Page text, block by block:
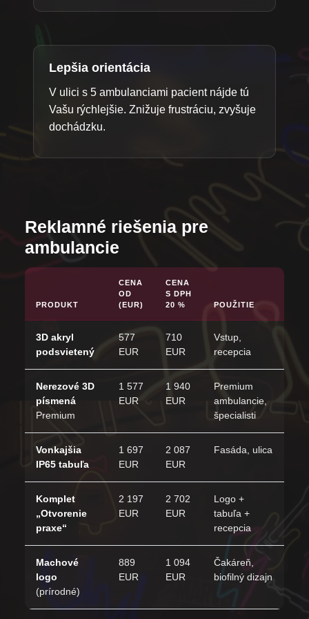
Lepšia orientácia
V ulici s 5 ambulanciami pacient nájde tú
Vašu rýchlejšie. Znižuje frustráciu, zvyšuje
dochádzku.
Reklamné riešenia pre
ambulancie
PRODUKT
CENA
OD
(EUR)
CENA
S DPH
20 %
POUŽITIE
3D akryl
podsvietený
577
EUR
710
EUR
Vstup,
recepcia
Nerezové 3D
písmená
Premium
1 577
EUR
1 940
EUR
Premium
ambulancie,
špecialisti
Vonkajšia
IP65 tabuľa
1 697
EUR
2 087
EUR
Fasáda, ulica
Komplet
„Otvorenie
praxe“
2 197
EUR
2 702
EUR
Logo +
tabuľa +
recepcia
Machové
logo
(prírodné)
889
EUR
1 094
EUR
Čakáreň,
biofilný dizajn